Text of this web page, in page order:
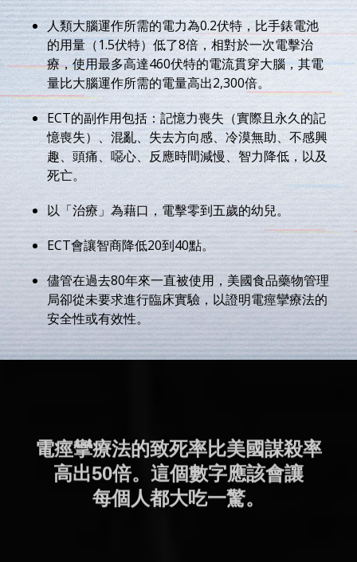
人類大腦運作所需的電力為0.2伏特，比手錶電池
的用量（1.5伏特）低了8倍，相對於一次電擊治
療，使用最多高達460伏特的電流貫穿大腦，其電
量比大腦運作所需的電量高出2,300倍。
ECT的副作用包括：記憶力喪失（實際且永久的記
憶喪失）、混亂、失去方向感、冷漠無助、不感興
趣、頭痛、噁心、反應時間減慢、智力降低，以及
死亡。
以「治療」為藉口，電擊零到五歲的幼兒。
ECT會讓智商降低20到40點。
儘管在過去80年來一直被使用，美國食品藥物管理
局卻從未要求進行臨床實驗，以證明電痙攣療法的
安全性或有效性。
電痙攣療法的致死率比美國謀殺率
高出50倍。這個數字應該會讓
每個人都大吃一驚。